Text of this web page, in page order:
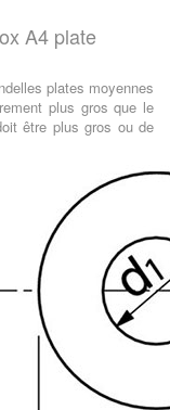
A4 plate
plates moyennes
plus gros que le
être plus gros ou de